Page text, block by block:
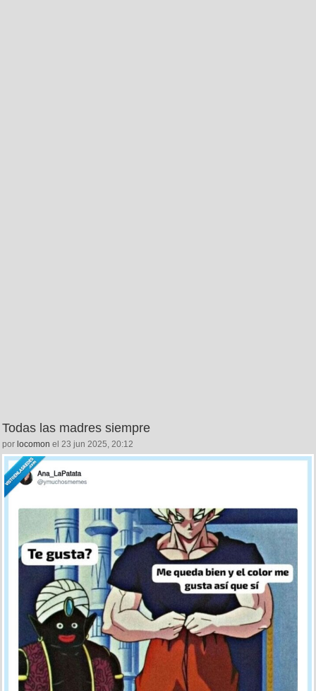
Todas las madres siempre
por locomon el 23 jun 2025, 20:12